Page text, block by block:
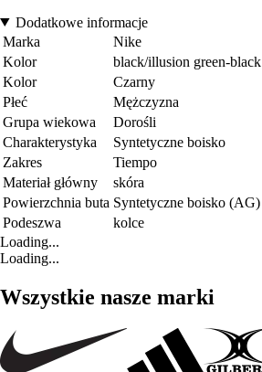
Dodatkowe informacje
Marka
Nike
Kolor
black/illusion green-black
Kolor
Czarny
Płeć
Mężczyzna
Grupa wiekowa
Dorośli
Charakterystyka
Syntetyczne boisko
Zakres
Tiempo
Materiał główny
skóra
Powierzchnia buta Syntetyczne boisko (AG)
Podeszwa
kolce
Loading...
Loading...
Wszystkie nasze marki